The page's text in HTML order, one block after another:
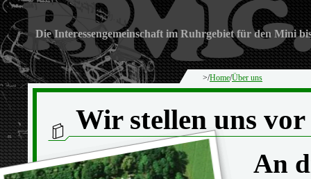
Die Interessengemeinschaft im Ruhrgebiet für den Mini
>/Home/Über uns
Wir stellen uns vor
An